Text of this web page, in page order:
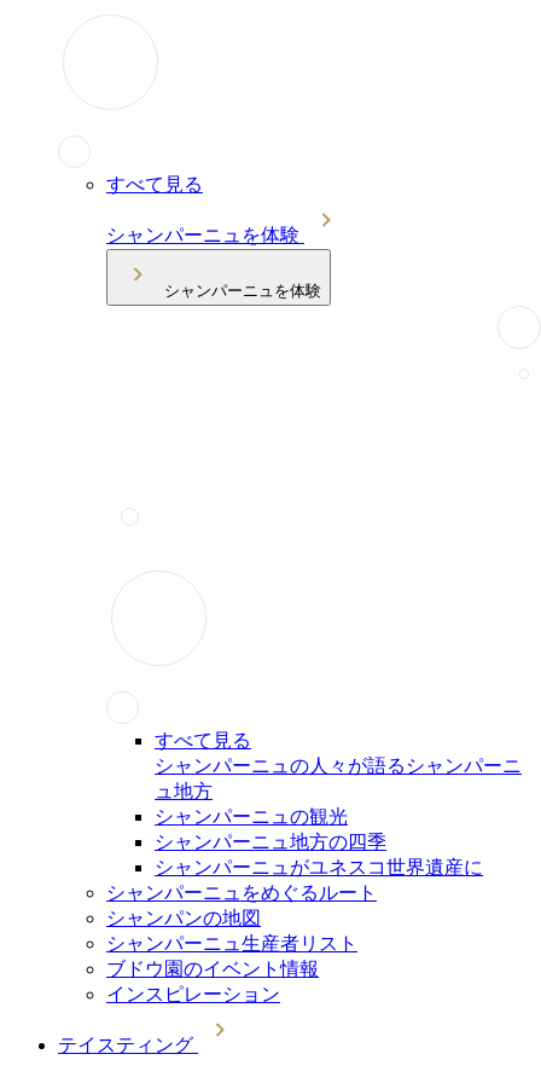
すべて見る
シャンパーニュを体験
シャンパーニュを体験
すべて見る
シャンパーニュの人々が語るシャンパーニ
ュ地方
シャンパーニュの観光
シャンパーニュ地方の四季
シャンパーニュがユネスコ世界遺産に
シャンパーニュをめぐるルート
シャンパンの地図
シャンパーニュ生産者リスト
ブドウ園のイベント情報
インスピレーション
テイスティング